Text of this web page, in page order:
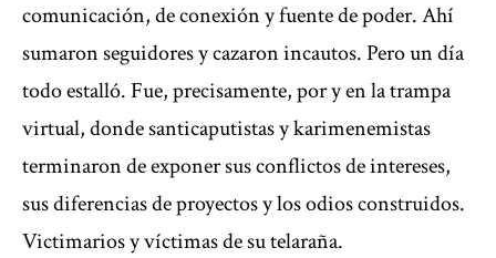
comunicación, de conexión y fuente de poder. Ahí
sumaron seguidores y cazaron incautos. Pero un día
todo estalló. Fue, precisamente, por y en la trampa
virtual, donde santicaputistas y karimenemistas
terminaron de exponer sus conflictos de intereses,
sus diferencias de proyectos y los odios construidos.
Victimarios y víctimas de su telaraña.